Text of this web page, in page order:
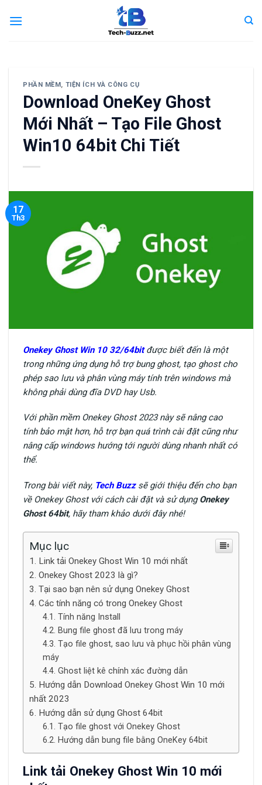
PHẦN MỀM, TIỆN ÍCH VÀ CÔNG CỤ
Download OneKey Ghost
Mới Nhất – Tạo File Ghost
Win10 64bit Chi Tiết
17
Th3
Onekey Ghost Win 10 32/64bitđược biết đến là một
trong những ứng dụng hỗ trợ bung ghost, tạo ghost cho
phép sao lưu và phân vùng máy tính trên windows mà
không phải dùng đĩa DVD hay Usb.
Với phần mềm Onekey Ghost 2023 này sẽ nâng cao
tính bảo mật hơn, hỗ trợ bạn quá trình cài đặt cũng như
nâng cấp windows hướng tới người dùng nhanh nhất có
thể.
Trong bài viết này, Tech Buzzsẽ giới thiệu đến cho bạn
về Onekey Ghost với cách cài đặt và sử dụngOnekey
Ghost 64bit, hãy tham khảo dưới đây nhé!
Mục lục
Link tải Onekey Ghost Win 10 mới nhất
Onekey Ghost 2023 là gì?
Tại sao bạn nên sử dụng Onekey Ghost
Các tính năng có trong Onekey Ghost
Tính năng Install
Bung file ghost đã lưu trong máy
Tạo file ghost, sao lưu và phục hồi phân vùng
máy
Ghost liệt kê chính xác đường dẫn
Hướng dẫn Download Onekey Ghost Win 10 mới
nhất 2023
Hướng dẫn sử dụng Ghost 64bit
Tạo file ghost với Onekey Ghost
Hướng dẫn bung file bằng OneKey 64bit
Link tải Onekey Ghost Win 10 mới